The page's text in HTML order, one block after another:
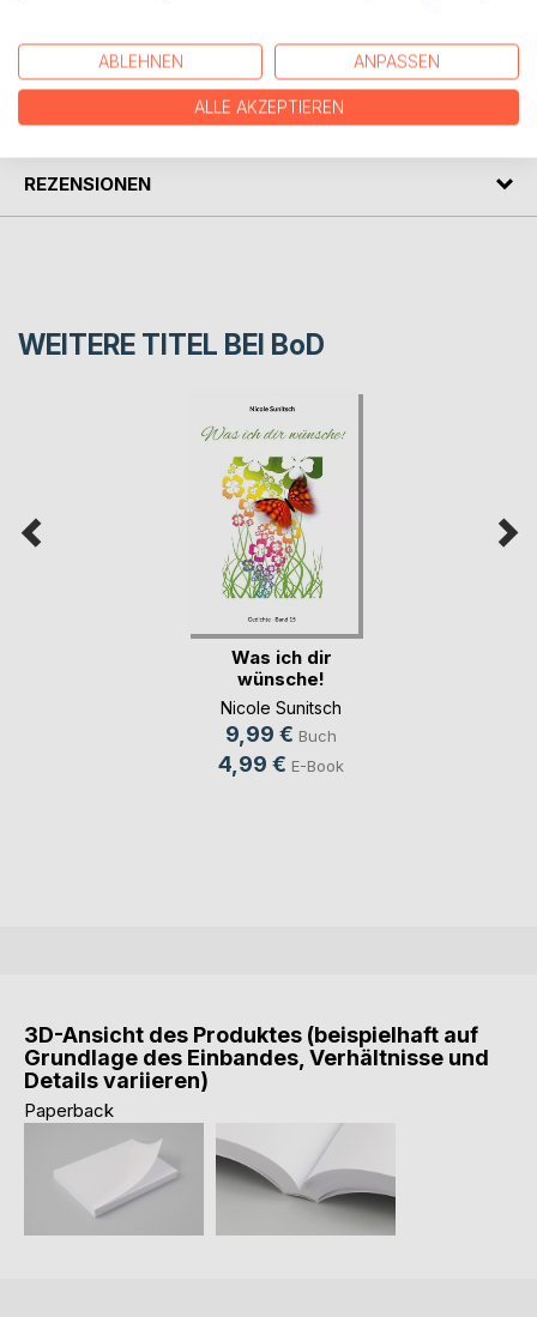
AUTOR/IN
PRESSESTIMMEN
REZENSIONEN
WEITERE TITEL BEI BoD
Was ich dir
wünsche!
Nicole Sunitsch
9,99 € Buch
4,99 € E-Book
3D-Ansicht des Produktes (beispielhaft auf
Grundlage des Einbandes, Verhältnisse und
Details variieren)
Paperback
ABLEHNEN ANPASSEN
ALLE AKZEPTIEREN